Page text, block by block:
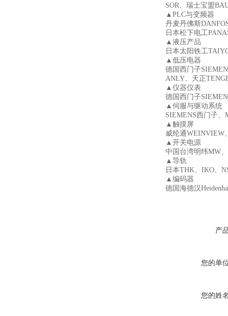
SOR、瑞士宝盟
▲PLC与变频器
丹麦丹佛斯
日本松下电工
▲液压产品
日本太阳铁工
▲低压电器
德国西门子
ANLY、天正
▲仪器仪表
德国西门子
▲伺服与驱动系统
SIEMENS西门子、
▲触摸屏
威纶通WEINVIEW
▲开关电源
中国台湾明纬MW
▲导轨
日本THK、IKO、
▲编码器
德国海德汉
产
您的单
您的姓